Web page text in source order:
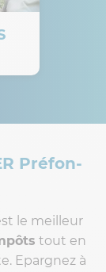
Préfon-
le meilleur
tout en
Epargnez à